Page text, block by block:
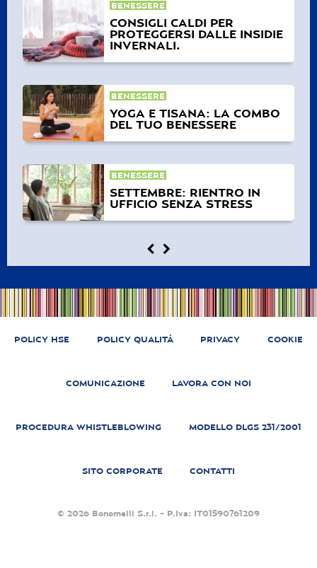
BENESSERE
CONSIGLI CALDI PER
PROTEGGERSI DALLE INSIDIE
INVERNALI.
BENESSERE
YOGA E TISANA: LA COMBO
DEL TUO BENESSERE
BENESSERE
SETTEMBRE: RIENTRO IN
UFFICIO SENZA STRESS
POLICY HSE POLICY QUALITÁ PRIVACY COOKIE
COMUNICAZIONE LAVORA CON NOI
PROCEDURA WHISTLEBLOWING MODELLO DLGS 231/2001
SITO CORPORATE CONTATTI
© 2026 Bonomelli S.r.l. - P.Iva: IT01590761209